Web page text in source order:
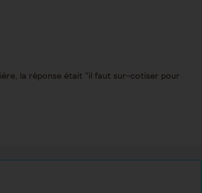
la réponse était "il faut sur-cotiser pour